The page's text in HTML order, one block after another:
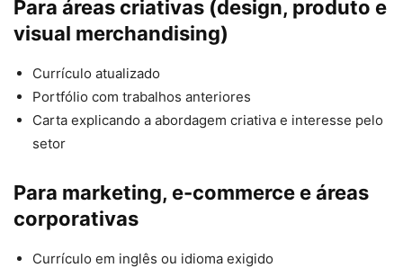
Para áreas criativas (design, produto e
visual merchandising)
Currículo atualizado
Portfólio com trabalhos anteriores
Carta explicando a abordagem criativa e interesse pelo
setor
Para marketing, e-commerce e áreas
corporativas
Currículo em inglês ou idioma exigido